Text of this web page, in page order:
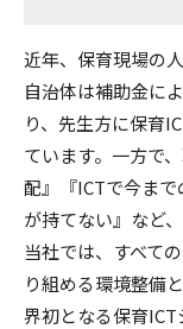
近年、保育現場の
自治体は補助金に
り、先生方に保育
ています。一方で
配』『ICTで今ま
が持てない』など
当社では、すべて
り組める環境整備
界初となる保育